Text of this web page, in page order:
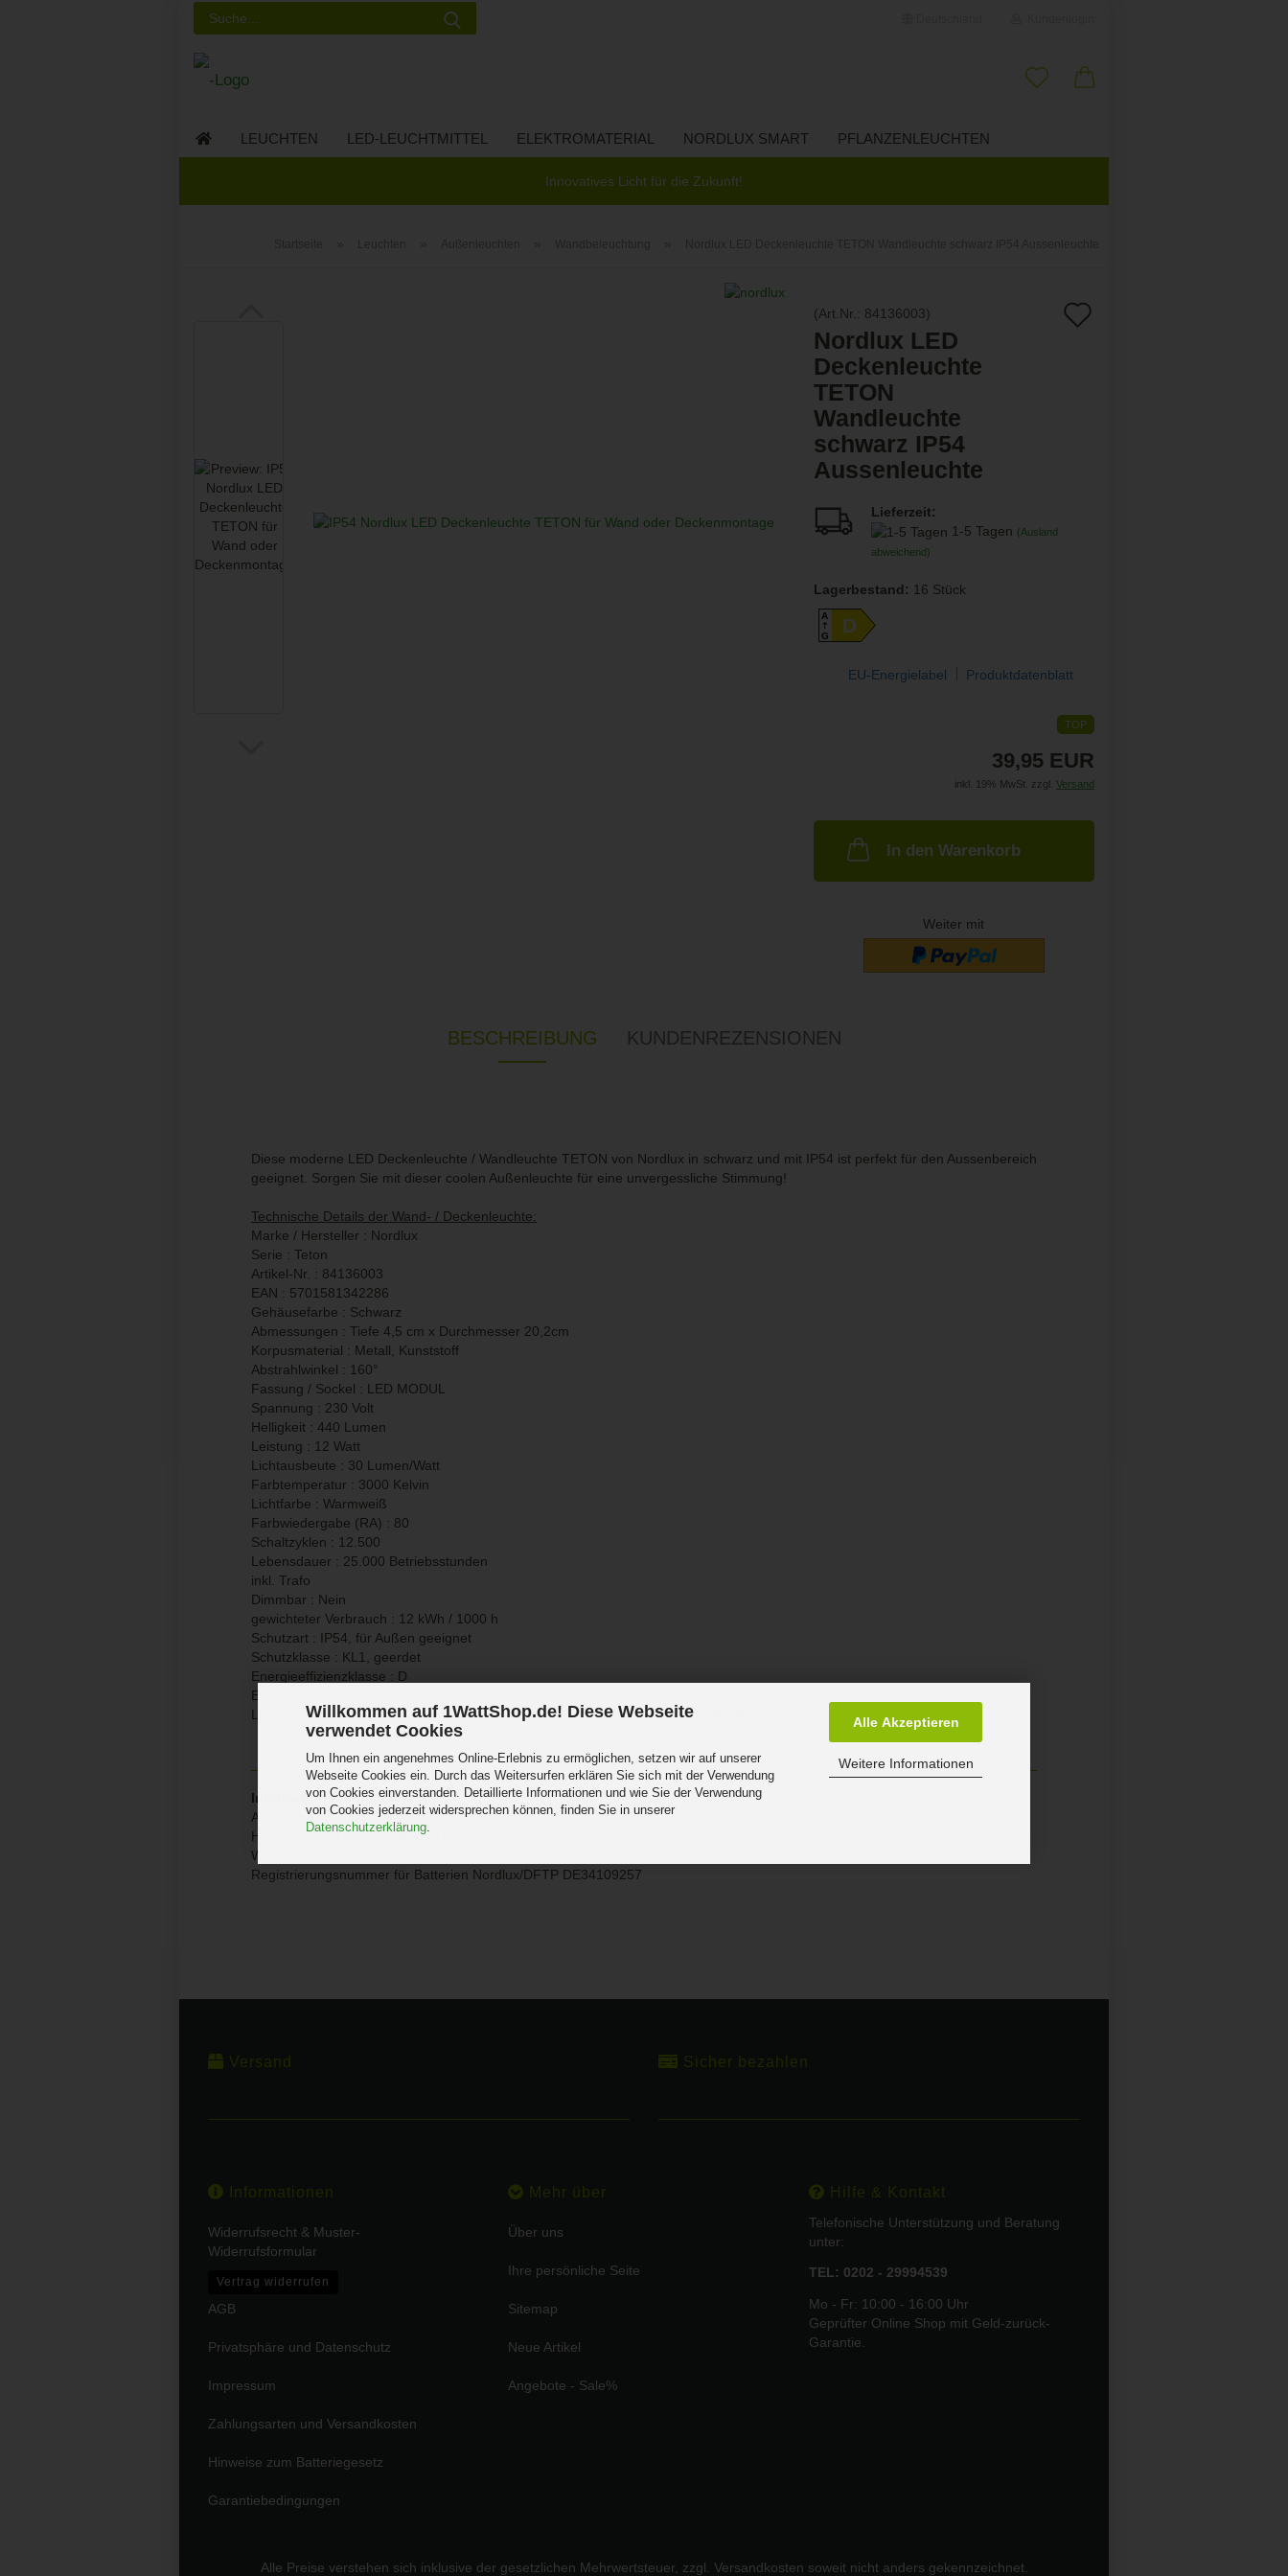
Willkommen auf 1WattShop.de! Diese Webseite
verwendet Cookies
Um Ihnen ein angenehmes Online-Erlebnis zu ermöglichen, setzen wir auf unserer
Webseite Cookies ein. Durch das Weitersurfen erklären Sie sich mit der Verwendung
von Cookies einverstanden. Detaillierte Informationen und wie Sie der Verwendung
von Cookies jederzeit widersprechen können, finden Sie in unserer
Datenschutzerklärung.
Alle Akzeptieren
Weitere Informationen
Passwort vergessen?
Innovatives Licht für die Zukunft!
LEUCHTEN LED-LEUCHTMITTEL ELEKTROMATERIAL NORDLUX SMART PFLANZENLEUCHTEN
(Art.Nr.: 84136003)
Nordlux LED
Deckenleuchte
TETON
Wandleuchte
schwarz IP54
Aussenleuchte
Lieferzeit:
1-5 Tagen (Ausland
abweichend)
Lagerbestand: 16 Stück
A
GD
EU-Energielabel Produktdatenblatt
TOP
39,95 EUR
inkl. 19% MwSt. zzgl. Versand
In den Warenkorb
Weiter mit
BESCHREIBUNG KUNDENREZENSIONEN
Diese moderne LED Deckenleuchte / Wandleuchte TETON von Nordlux in schwarz und mit IP54 ist perfekt für den Aussenbereich
geeignet. Sorgen Sie mit dieser coolen Außenleuchte für eine unvergessliche Stimmung!
Technische Details der Wand- / Deckenleuchte:
Marke / Hersteller : Nordlux
Serie : Teton
Artikel-Nr. : 84136003
EAN : 5701581342286
Gehäusefarbe : Schwarz
Abmessungen : Tiefe 4,5 cm x Durchmesser 20,2cm
Korpusmaterial : Metall, Kunststoff
Abstrahlwinkel : 160°
Fassung / Sockel : LED MODUL
Spannung : 230 Volt
Helligkeit : 440 Lumen
Leistung : 12 Watt
Lichtausbeute : 30 Lumen/Watt
Farbtemperatur : 3000 Kelvin
Lichtfarbe : Warmweiß
Farbwiedergabe (RA) : 80
Schaltzyklen : 12.500
Lebensdauer : 25.000 Betriebsstunden
inkl. Trafo
Dimmbar : Nein
gewichteter Verbrauch : 12 kWh / 1000 h
Schutzart : IP54, für Außen geeignet
Schutzklasse : KL1, geerdet
Energieeffizienzklasse : D
EPREL 788283
Lieferumfang : 1x Außendeckenleuchte TETON 84136003, schwarz, inkl. 12W LED
Information Produktsicherheit
Angaben gem. Hersteller EU-Produktsicherheitsrichtlinie: Nordlux / DFTP, Nordlux Group A/S, consumer@nordlux.com, Ostre
Havnegade 34, 9000 Aalborg, DK
WEEE-Registrierungsnummer DE 45523698
Registrierungsnummer für Batterien Nordlux/DFTP DE34109257
Versand Sicher bezahlen
Informationen
Widerrufsrecht & Muster-
Widerrufsformular
Vertrag widerrufen
AGB
Privatsphäre und Datenschutz
Impressum
Zahlungsarten und Versandkosten
Hinweise zum Batteriegesetz
Garantiebedingungen
Mehr über
Über uns
Ihre persönliche Seite
Sitemap
Neue Artikel
Angebote - Sale%
Hilfe & Kontakt
Telefonische Unterstützung und Beratung
unter:
TEL: 0202 - 29994539
Mo - Fr: 10:00 - 16:00 Uhr
Geprüfter Online Shop mit Geld-zurück-
Garantie.
Alle Preise verstehen sich inklusive der gesetzlichen Mehrwertsteuer, zzgl. Versandkosten soweit nicht anders gekennzeichnet.